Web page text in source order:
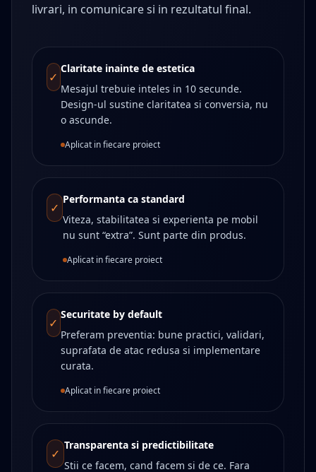
livrari, in comunicare si in rezultatul final.
✓
Claritate inainte de estetica
Mesajul trebuie inteles in 10 secunde.
Design-ul sustine claritatea si conversia, nu
o ascunde.
Aplicat in fiecare proiect
✓
Performanta ca standard
Viteza, stabilitatea si experienta pe mobil
nu sunt “extra”. Sunt parte din produs.
Aplicat in fiecare proiect
✓
Securitate by default
Preferam preventia: bune practici, validari,
suprafata de atac redusa si implementare
curata.
Aplicat in fiecare proiect
✓
Transparenta si predictibilitate
Stii ce facem, cand facem si de ce. Fara